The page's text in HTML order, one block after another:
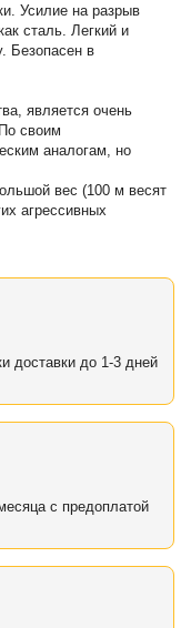
Усилие на разрыв
сталь. Легкий и
Безопасен в
является очень
своим
аналогам, но
вес (100 м весят
агрессивных
доставки до 1-3 дней
с предоплатой